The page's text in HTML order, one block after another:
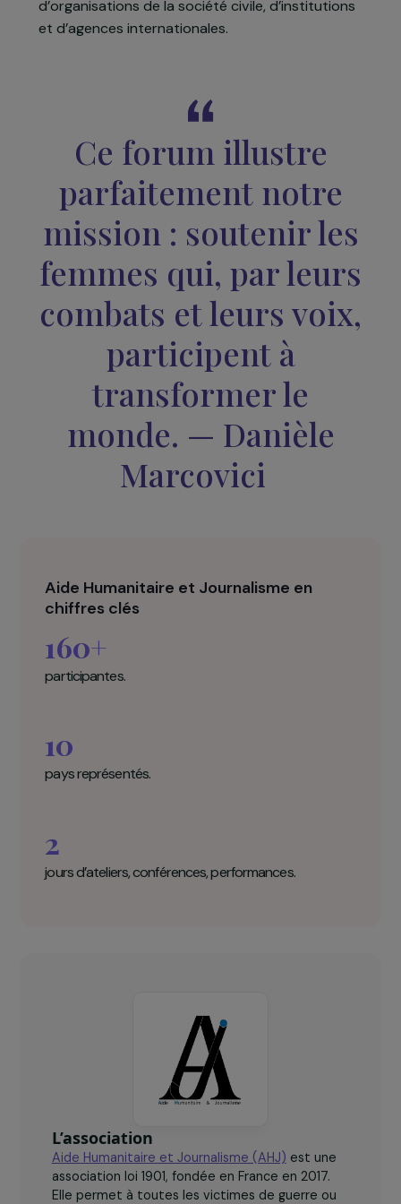
Cette première édition a réuni plus de 60
femmes journalistes, militantes et artistes
ainsi qu’une centaine de représentantes
d’organisations de la société civile, d’institutions
et d’agences internationales.
Ce forum illustre
parfaitement notre
mission : soutenir les
femmes qui, par leurs
combats et leurs voix,
transformer le
monde.
Aide Humanitaire et Journalisme en
160+
participantes.
jours d’ateliers, conférences, performances.